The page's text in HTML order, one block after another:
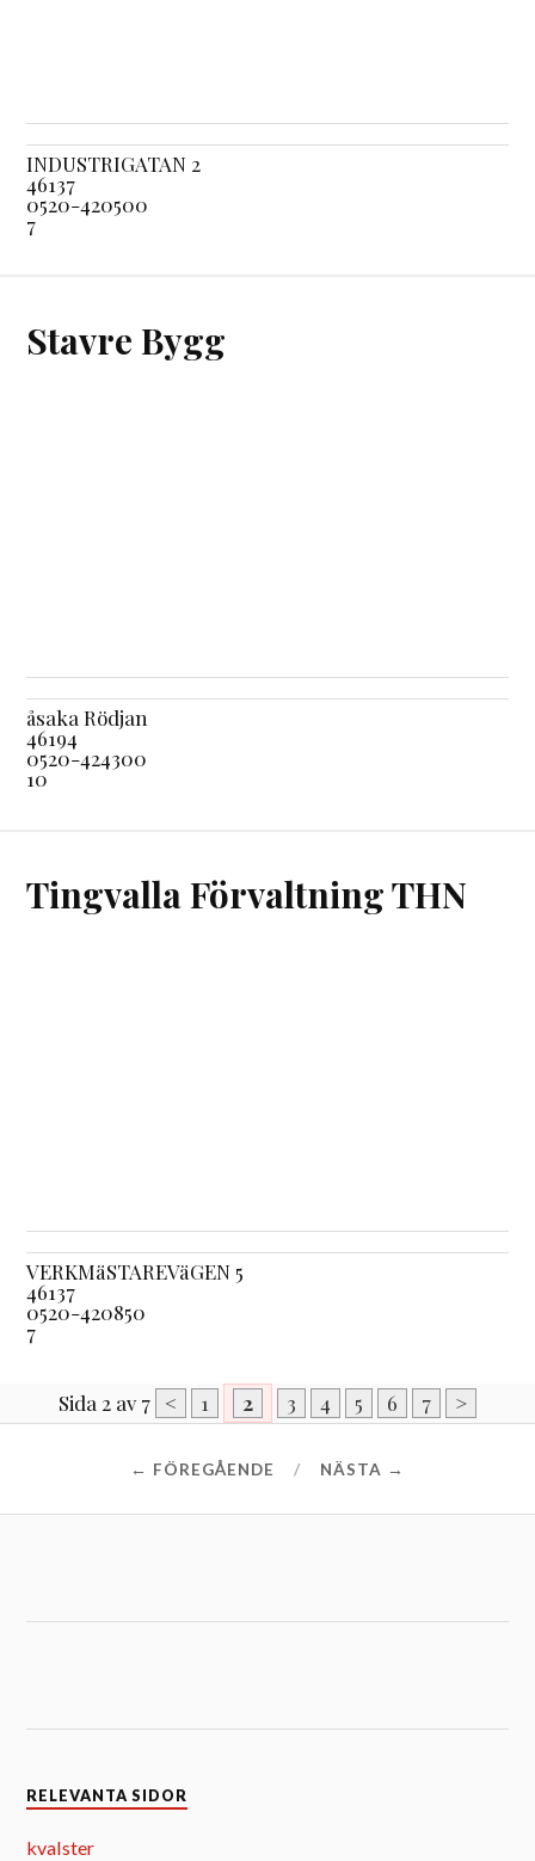
INDUSTRIGATAN 2
46137
0520-420500
7
Stavre Bygg
åsaka Rödjan
46194
0520-424300
10
Tingvalla Förvaltning THN
VERKMäSTAREVäGEN 5
46137
0520-420850
7
Sida 2 av 7 < 1 2 3 4 5 6 7 >
← FÖREGÅENDE NÄSTA →
RELEVANTA SIDOR
kvalster